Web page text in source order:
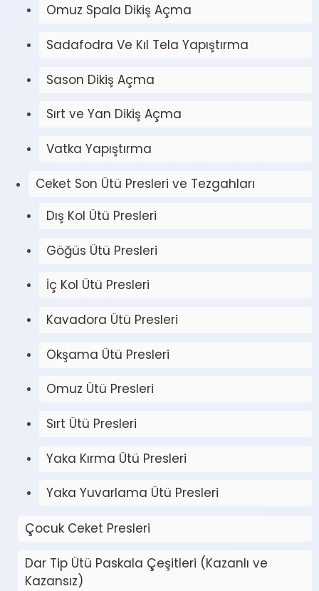
Omuz Spala Dikiş Açma
Sadafodra Ve Kıl Tela Yapıştırma
Sason Dikiş Açma
Sırt ve Yan Dikiş Açma
Vatka Yapıştırma
Ceket Son Ütü Presleri ve Tezgahları
Dış Kol Ütü Presleri
Göğüs Ütü Presleri
İç Kol Ütü Presleri
Kavadora Ütü Presleri
Okşama Ütü Presleri
Omuz Ütü Presleri
Sırt Ütü Presleri
Yaka Kırma Ütü Presleri
Yaka Yuvarlama Ütü Presleri
Çocuk Ceket Presleri
Dar Tip Ütü Paskala Çeşitleri (Kazanlı ve
Kazansız)